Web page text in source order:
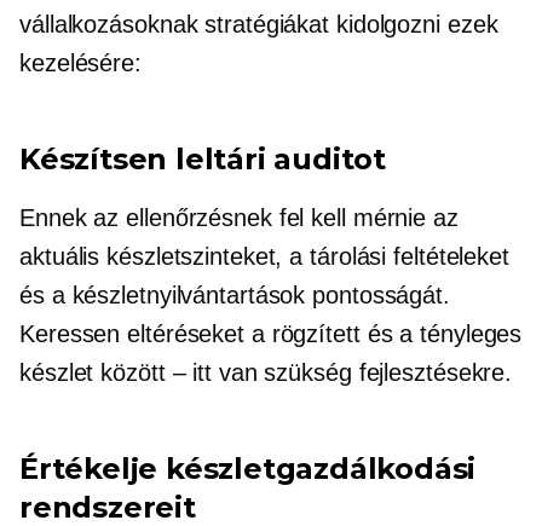
vállalkozásoknak stratégiákat kidolgozni ezek
kezelésére:
Készítsen leltári auditot
Ennek az ellenőrzésnek fel kell mérnie az
aktuális készletszinteket, a tárolási feltételeket
és a készletnyilvántartások pontosságát.
Keressen eltéréseket a rögzített és a tényleges
készlet között – itt van szükség fejlesztésekre.
Értékelje készletgazdálkodási
rendszereit